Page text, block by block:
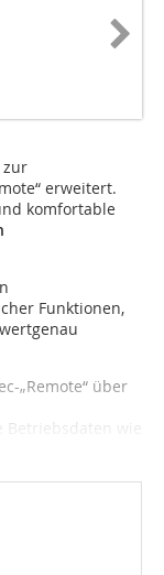
zur
erweitert.
komfortable
Funktionen,
„Remote“ über
wie